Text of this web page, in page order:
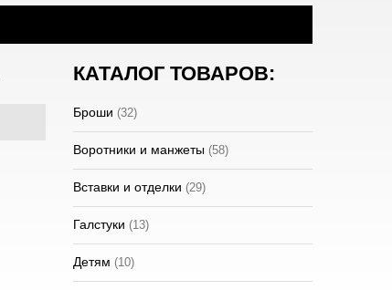
КАТАЛОГ ТОВАРОВ:
Броши (32)
Воротники и манжеты(58)
Вставки и отделки (29)
Галстуки (13)
Детям (10)